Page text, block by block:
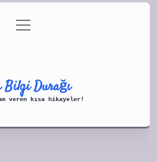
Gizlilik Politikası
menüyü
aç
Bilgi Durağı
veren kısa hikayeler!